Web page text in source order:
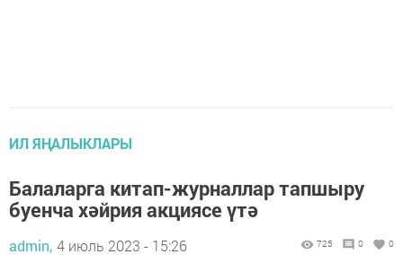
ИЛ ЯҢАЛЫКЛАРЫ
Балаларга китап-журналлар тапшыру
буенча хәйрия акциясе үтә
admin, 4 июль 2023 - 15:26 725 0 0